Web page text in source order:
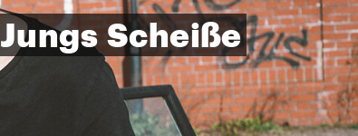
Jungs Scheiße